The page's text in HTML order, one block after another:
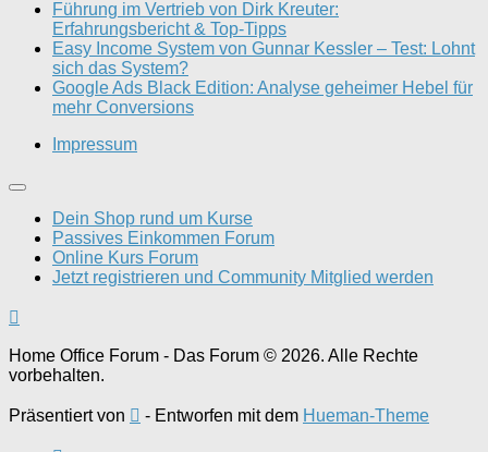
Führung im Vertrieb von Dirk Kreuter:
Erfahrungsbericht & Top-Tipps
Easy Income System von Gunnar Kessler – Test: Lohnt
sich das System?
Google Ads Black Edition: Analyse geheimer Hebel für
mehr Conversions
Impressum
Dein Shop rund um Kurse
Passives Einkommen Forum
Online Kurs Forum
Jetzt registrieren und Community Mitglied werden
Home Office Forum - Das Forum © 2026. Alle Rechte
vorbehalten.
Präsentiert von - Entworfen mit dem Hueman-Theme